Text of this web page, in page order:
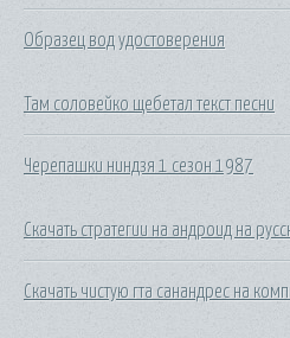
Образец вод удостоверения
Там соловейко щебетал текст песни
Черепашки ниндзя 1 сезон 1987
Скачать стратегии на андроид на
Скачать чистую гта санандрес на